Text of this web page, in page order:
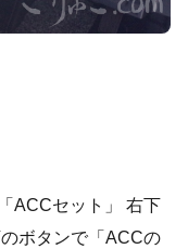
ACCセット」 右下
ボタンで「ACCの